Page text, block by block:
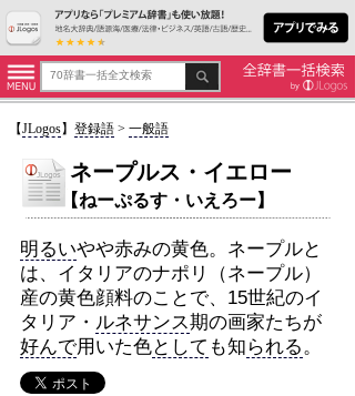
【JLogos】 登録語> 一般語
ネープルス・イエロー
【ねーぷるす・いえろー】
明るいやや赤みの黄色。ネープルと
は、イタリアのナポリ（ネープル）
産の黄色顔料のことで、15世紀のイ
タリア・ ルネサンス期の画家たちが
好んで用いた色として も知 られる。